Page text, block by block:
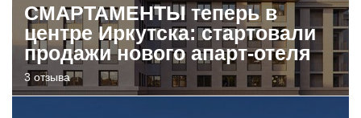
СМАРТАМЕНТЫ теперь в
центре Иркутска: стартовали
продажи нового апарт-отеля
3 отзыва